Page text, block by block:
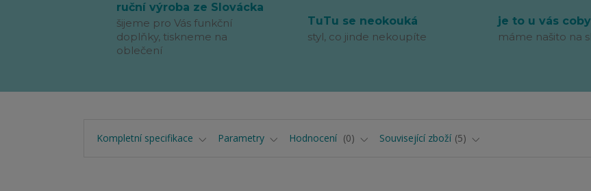
ruční výroba ze Slovácka
šijeme pro Vás funkční
doplňky, tiskneme na
oblečení
TuTu se neokouká
styl, co jinde nekoupíte
je to u vás
máme našito na
Kompletní specifikace Parametry Hodnocení 0 Související zboží 5